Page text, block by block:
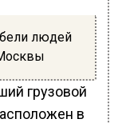
людей
грузовой
в